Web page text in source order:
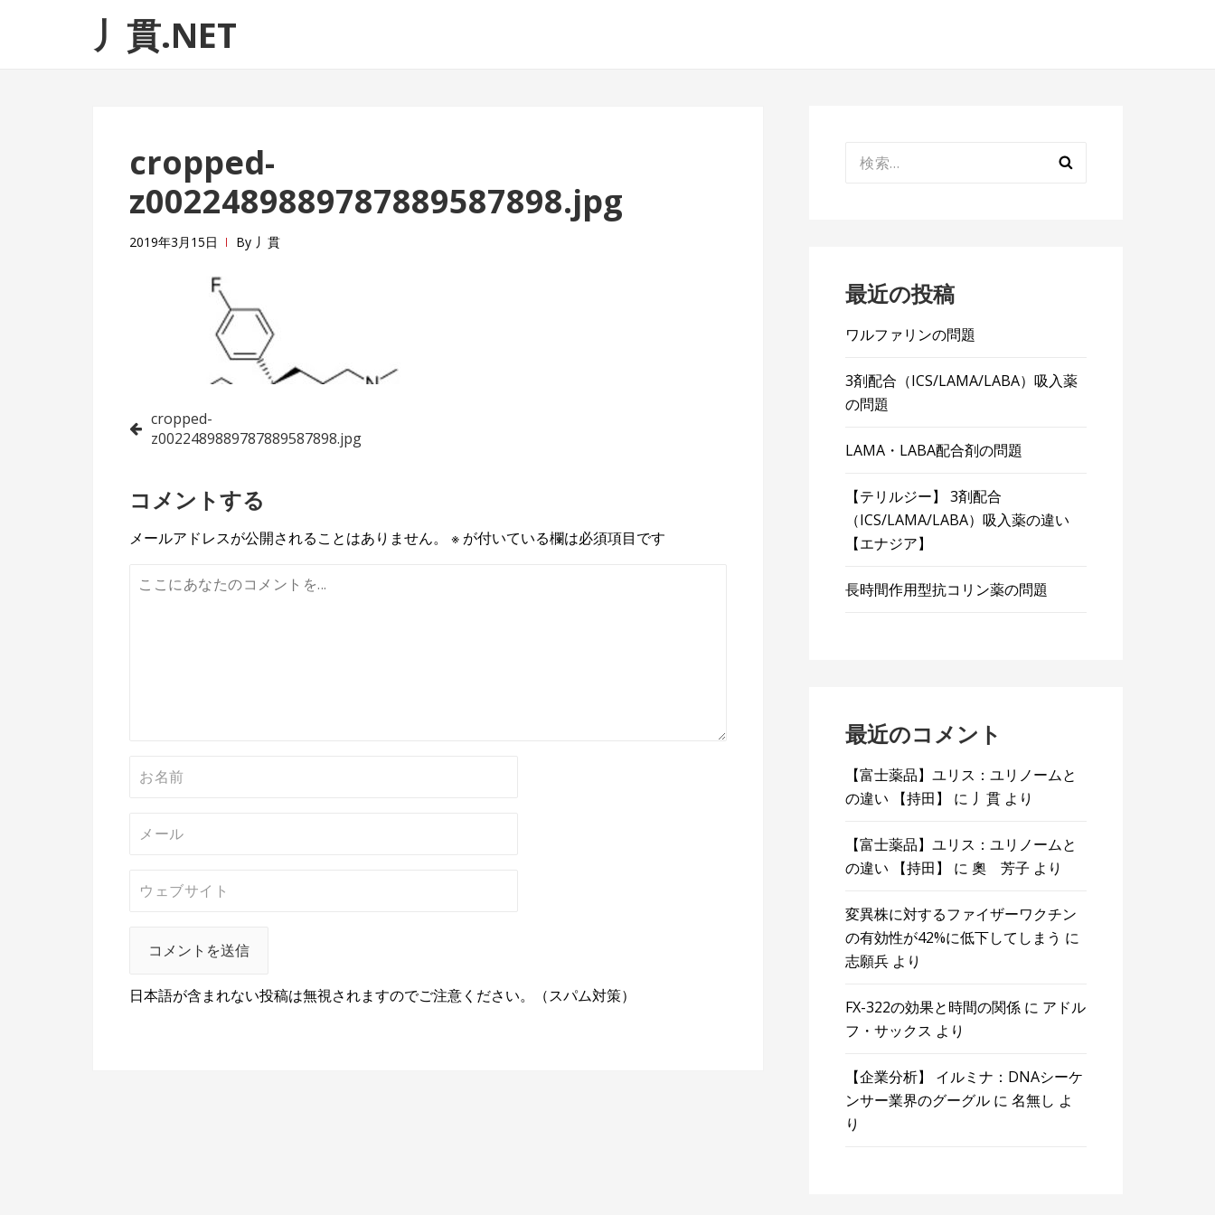
ゲ
テ丿貫.NET
cropped-
z0022489889787889587898.jpg
2019年3月15日 By 丿貫
投
ナ
ビ
ー
cropped-
z0022489889787889587898.jpg
コメントする
メールアドレスが公開されることはありません。 ※ が付いている欄は必須項目です
日本語が含まれない投稿は無視されますのでご注意ください。（スパム対策）
索:
最近の投稿
ワルファリンの問題
3剤配合（ICS/LAMA/LABA）吸入薬
の問題
LAMA・LABA配合剤の問題
【テリルジー】 3剤配合
（ICS/LAMA/LABA）吸入薬の違い
【エナジア】
長時間作用型抗コリン薬の問題
最近のコメント
【富士薬品】ユリス：ユリノームと
の違い 【持田】
に 丿貫 より
【富士薬品】ユリス：ユリノームと
の違い 【持田】
に奧 芳子 より
変異株に対するファイザーワクチン
の有効性が42%に低下してしまう に
志願兵 より
FX-322の効果と時間の関係 に アドル
フ・サックス より
【企業分析】 イルミナ：DNAシーケ
ンサー業界のグーグル に名無し よ
り